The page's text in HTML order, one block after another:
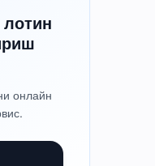
онлайн